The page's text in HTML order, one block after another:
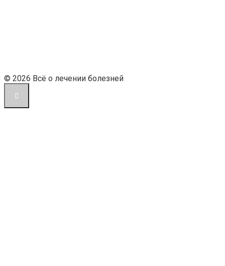
© 2026 Всё о лечении болезней